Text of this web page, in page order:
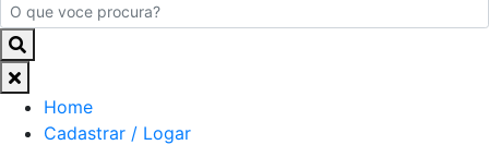
Home
Cadastrar / Logar